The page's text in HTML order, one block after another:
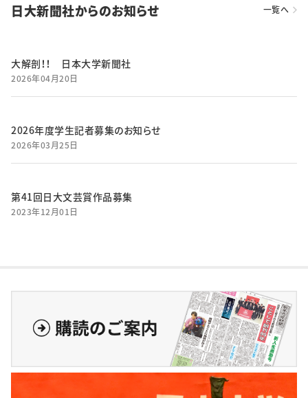
日大新聞社からのお知らせ 一覧へ
大解剖！！ 日本大学新聞社
2026年04月20日
2026年度学生記者募集のお知らせ
2026年03月25日
第41回日大文芸賞作品募集
2023年12月01日